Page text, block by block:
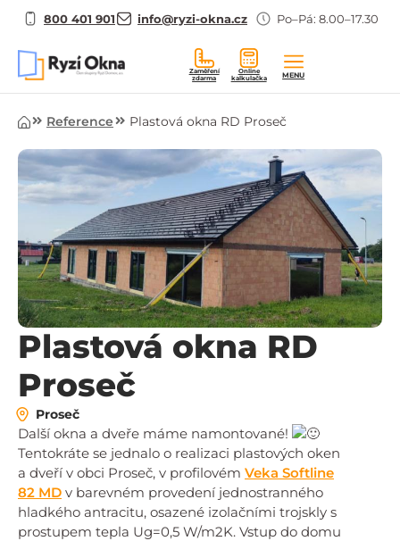
800 401 901 info@ryzi-okna.cz Po–Pá: 8.00–17.30
Zaměření
zdarma
Online
kalkulačka
MENU
ÚvodReference Plastová okna RD Proseč
Plastová okna RD
Proseč
Proseč
Další okna a dveře máme namontované!
Tentokráte se jednalo o realizaci plastových oken
a dveří v obci Proseč, v profilovém Veka Softline
82 MD v barevném provedení jednostranného
hladkého antracitu, osazené izolačními trojskly s
prostupem tepla Ug=0,5 W/m2K. Vstup do domu